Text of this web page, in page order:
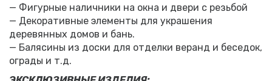
— Фигурные наличники на окна и двери с резьбой
— Декоративные элементы для украшения
деревянных домов и бань.
— Балясины из доски для отделки веранд и беседок,
ограды и т.д.